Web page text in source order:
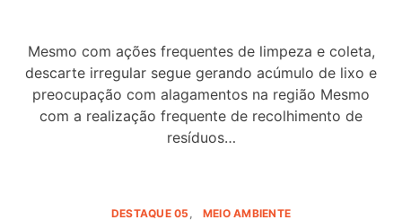
Mesmo com ações frequentes de limpeza e coleta,
descarte irregular segue gerando acúmulo de lixo e
preocupação com alagamentos na região Mesmo
com a realização frequente de recolhimento de
resíduos…
DESTAQUE 05 MEIO AMBIENTE